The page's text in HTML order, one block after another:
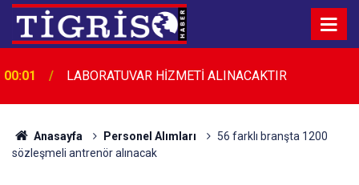
00:01 LABORATUVAR HİZMETİ ALINACAKTIR
Anasayfa Personel Alımları
56 farklı branşta 1200
sözleşmeli antrenör alınacak